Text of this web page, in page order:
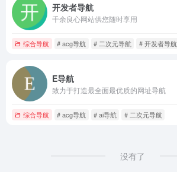
开发者导航
千余良心网站供您随时享用
综合导航 # acg导航 # 二次元导航 # 开发者导航
E导航
致力于打造最全面最优质的网址导航
综合导航 # acg导航 # ai导航 # 二次元导航
没有了